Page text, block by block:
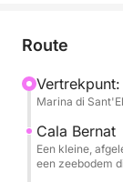
snorkelen in
Aan boord
ontspanning
inbegrepen.
Op verzoek
Route
Vertrekpunt:
Marina di
Cala Bernat
Een kleine,
een zeebodem